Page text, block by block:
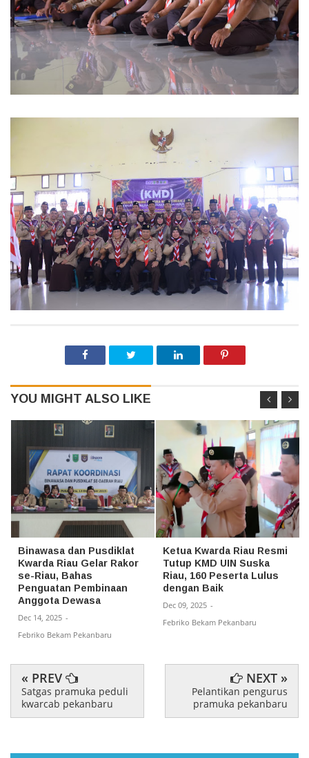
YOU MIGHT ALSO LIKE
Binawasa dan Pusdiklat
Kwarda Riau Gelar Rakor
se-Riau, Bahas
Penguatan Pembinaan
Anggota Dewasa
Dec 14, 2025 -
Febriko Bekam Pekanbaru
Ketua Kwarda Riau Resmi
Tutup KMD UIN Suska
Riau, 160 Peserta Lulus
dengan Baik
Dec 09, 2025 -
Febriko Bekam Pekanbaru
« PREV
Satgas pramuka peduli
kwarcab pekanbaru
NEXT »
Pelantikan pengurus
pramuka pekanbaru